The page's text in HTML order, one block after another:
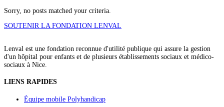
Sorry, no posts matched your criteria.
SOUTENIR LA FONDATION LENVAL
Lenval est une fondation reconnue d'utilité publique qui assure la gestion
d'un hôpital pour enfants et de plusieurs établissements sociaux et médico-
sociaux à Nice.
LIENS RAPIDES
Équipe mobile Polyhandicap